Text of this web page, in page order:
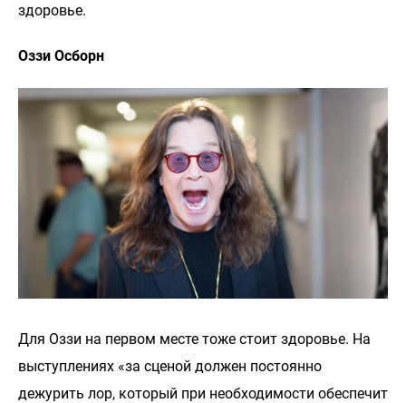
здоровье.
Оззи Осборн
Для Оззи на первом месте тоже стоит здоровье. На
выступлениях «за сценой должен постоянно
дежурить лор, который при необходимости обеспечит